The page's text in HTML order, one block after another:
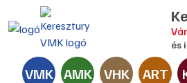
és
VMK AMK VHK ART